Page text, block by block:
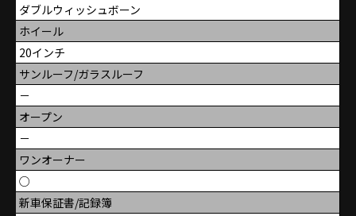
ダブルウィッシュボーン
ホイール
20インチ
サンルーフ/ガラスルーフ
－
オープン
－
ワンオーナー
○
新車保証書/記録簿